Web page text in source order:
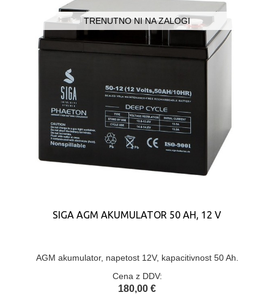
TRENUTNO NI NA ZALOGI
SIGA AGM AKUMULATOR 50 AH, 12 V
AGM akumulator, napetost 12V, kapacitivnost 50 Ah.
Cena z DDV:
180,00 €